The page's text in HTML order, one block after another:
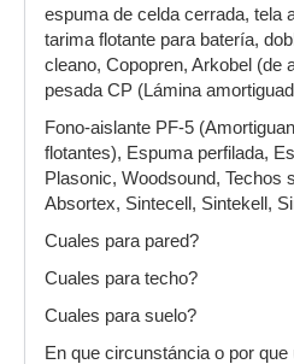
espuma de celda cerrada, tela
tarima flotante para batería,
cleano, Copopren, Arkobel (de
pesada CP (Lámina
Fono-aislante PF-5
flotantes), Espuma perfilada,
Plasonic, Woodsound, Techos
Absortex, Sintecell, Sintekell,
Cuales para pared?
Cuales para techo?
Cuales para suelo?
En que circunstáncia o por